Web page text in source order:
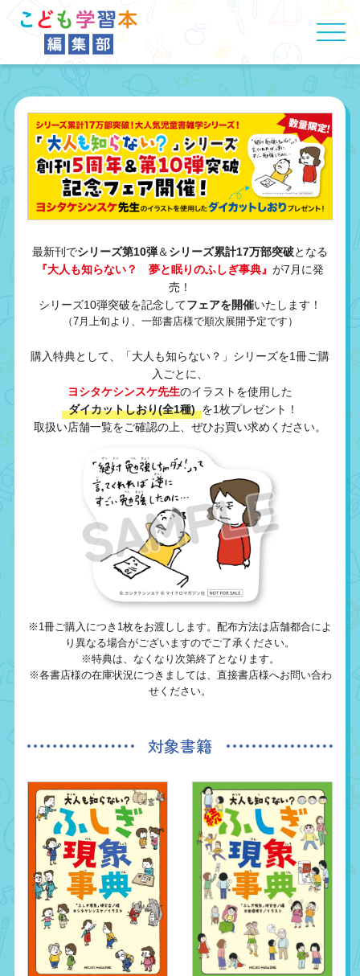
最新刊でシリーズ第10弾＆ シリーズ累計17万部突破となる
『大人も知らない？ 夢と眠りのふしぎ事典』 が7月に発
売！
シリーズ10弾突破を記念してフェアを開催いたします！
（7月上旬より、一部書店様で順次展開予定です）
購入特典として、「大人も知らない？」シリーズを1冊ご購
入ごとに、
ヨシタケシンスケ先生のイラストを使用した
ダイカットしおり(全1種) を1枚プレゼント！
取扱い店舗一覧をご確認の上、ぜひお買い求めください。
※1冊ご購入につき1枚をお渡しします。配布方法は店舗都合によ
り異なる場合がございますのでご了承ください。
※特典は、なくなり次第終了となります。
※各書店様の在庫状況につきましては、直接書店様へお問い合わ
せください。
対象書籍